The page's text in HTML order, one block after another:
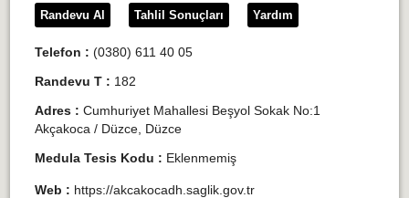
Randevu Al Tahlil Sonuçları Yardım
Telefon : (0380) 611 40 05
Randevu T : 182
Adres : Cumhuriyet Mahallesi Beşyol Sokak No:1
Akçakoca / Düzce, Düzce
Medula Tesis Kodu : Eklenmemiş
Web : https://akcakocadh.saglik.gov.tr